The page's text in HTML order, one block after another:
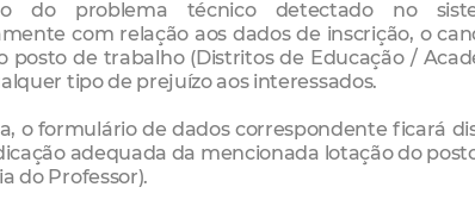
do problema técnico detectado no
com relação aos dados de inscrição, o
posto de trabalho (Distritos de Educação /
tipo de prejuízo aos interessados.
o formulário de dados correspondente ficará
adequada da mencionada lotação do
do Professor).